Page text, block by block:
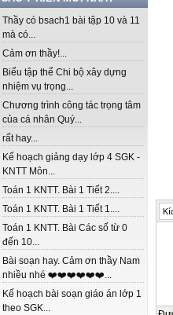
Thầy có bsach1 bài tập 10 và 11
mà có...
Cảm ơn thầy!...
Biểu tập thể Chi bộ xây dựng
nhiệm vụ trọng...
Chương trình công tác trọng tâm
của cá nhân Quý...
rất hay...
Kế hoạch giảng dạy lớp 4 SGK -
KNTT Môn...
Toán 1 KNTT. Bài 1 Tiết 2....
Toán 1 KNTT. Bài 1 Tiết 1....
Toán 1 KNTT. Bài Các số từ 0
đến 10...
Bài soạn hay. Cảm ơn thầy Nam
nhiều nhé ❤️❤️❤️❤️❤️❤️...
Kế hoạch bài soạn giáo án lớp 1
theo SGK...